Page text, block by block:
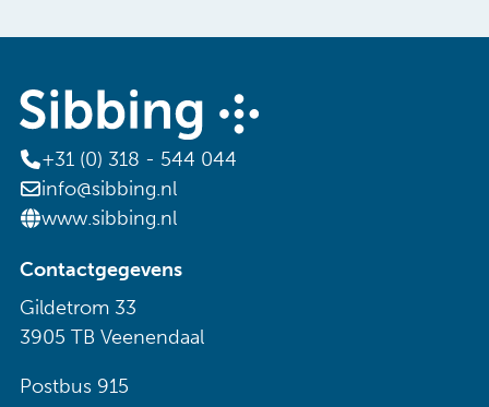
+31 (0) 318 - 544 044
info@sibbing.nl
www.sibbing.nl
Contactgegevens
Gildetrom 33
3905 TB Veenendaal
Postbus 915